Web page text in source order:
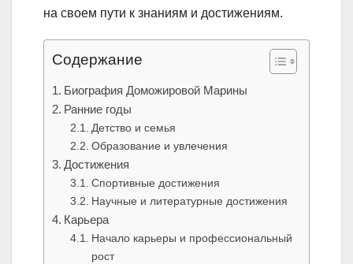
на своем пути к знаниям и достижениям.
Содержание
Биография Доможировой Марины
Ранние годы
Детство и семья
Образование и увлечения
Достижения
Спортивные достижения
Научные и литературные достижения
Карьера
Начало карьеры и профессиональный
рост